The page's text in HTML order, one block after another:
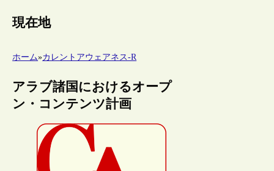
現在地
ホーム»カレントアウェアネス-R
アラブ諸国におけるオープ
ン・コンテンツ計画